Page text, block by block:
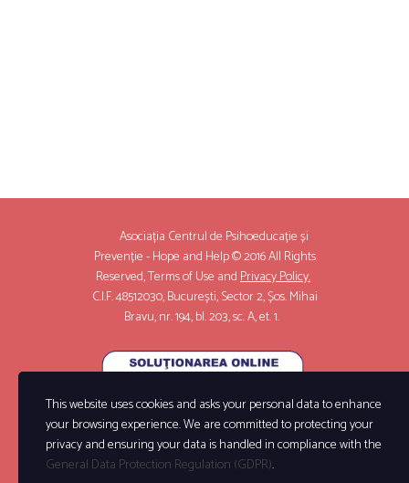
Asociația Centrul de Psihoeducație și
Prevenție - Hope and Help © 2016 All Rights
Reserved,Terms of Use andPrivacy Policy.
C.I.F. 48512030, București, Sector 2, Șos. Mihai
Bravu, nr. 194, bl. 203, sc. A, et. 1.
This website uses cookies and asks your personal data to enhance
your browsing experience. We are committed to protecting your
privacy and ensuring your data is handled in compliance with the
General Data Protection Regulation (GDPR).